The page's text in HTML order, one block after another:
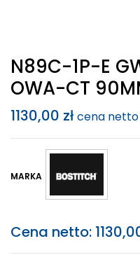
N89C-1P-E
OWA-CT
1130,00 zł cena netto
MARKA
Cena netto: